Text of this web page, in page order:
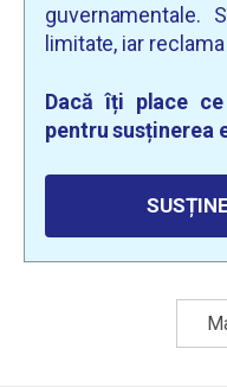
guvernamentale.
limitate, iar
Dacă îți place
pentru susținerea